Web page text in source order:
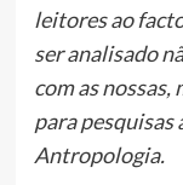
leitores ao
ser analisado
com as nossas,
para pesquisas
Antropologia.